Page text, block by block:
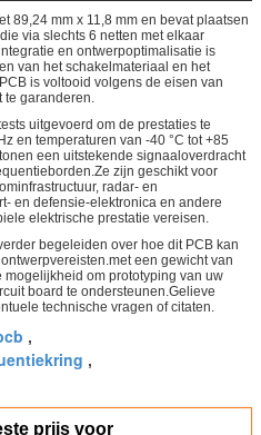
89,24 mm x 11,8 mm en bevat plaatsen
via slechts 6 netten met elkaar
en ontwerpoptimalisatie is
van het schakelmateriaal en het
is voltooid volgens de eisen van
te garanderen.
uitgevoerd om de prestaties te
en temperaturen van -40 °C tot +85
een uitstekende signaaloverdracht
zijn geschikt voor
radar- en
en defensie-elektronica en andere
elektrische prestatie vereisen.
begeleiden over hoe dit PCB kan
een gewicht van
om prototyping van uw
board te ondersteunen.Gelieve
technische vragen of citaten.
,
,
prijs voor